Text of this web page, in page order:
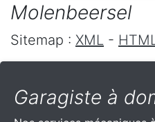
Molenbeersel
Sitemap : XML -
Garagiste à